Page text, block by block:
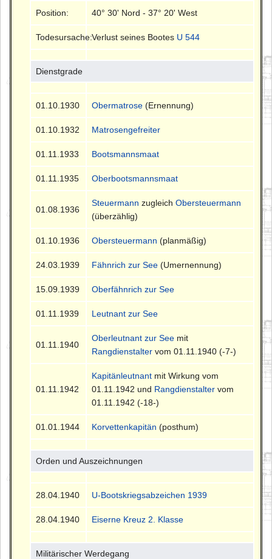
Position: 40° 30' Nord - 37° 20' West
Todesursache:Verlust seines Bootes U 544
Dienstgrade
01.10.1930 Obermatrose (Ernennung)
01.10.1932 Matrosengefreiter
01.11.1933 Bootsmannsmaat
01.11.1935 Oberbootsmannsmaat
01.08.1936
Steuermann zugleichObersteuermann
(überzählig)
01.10.1936 Obersteuermann (planmäßig)
24.03.1939 Fähnrich zur See (Umernennung)
15.09.1939 Oberfähnrich zur See
01.11.1939 Leutnant zur See
01.11.1940
Oberleutnant zur See mit
Rangdienstalter vom 01.11.1940 (-7-)
01.11.1942
Kapitänleutnant mit Wirkung vom
01.11.1942 und Rangdienstalter vom
01.11.1942 (-18-)
01.01.1944 Korvettenkapitän (posthum)
Orden und Auszeichnungen
28.04.1940 U-Bootskriegsabzeichen 1939
28.04.1940 Eiserne Kreuz 2. Klasse
Militärischer Werdegang